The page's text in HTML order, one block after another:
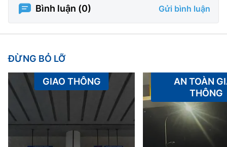
Bình luận (0) Gửi bình luận
ĐỪNG BỎ LỠ
GIAO THÔNG
AN TOÀN
THÔNG